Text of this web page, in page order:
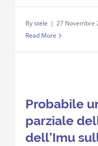
Bystele | 27 Novembre
Read More
Probabile
parziale
dell’Imu